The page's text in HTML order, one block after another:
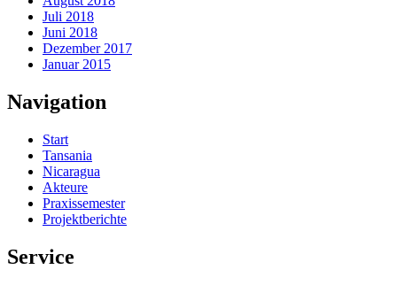
Juli 2018
Juni 2018
Dezember 2017
Januar 2015
Navigation
Start
Tansania
Nicaragua
Akteure
Praxissemester
Projektberichte
Service